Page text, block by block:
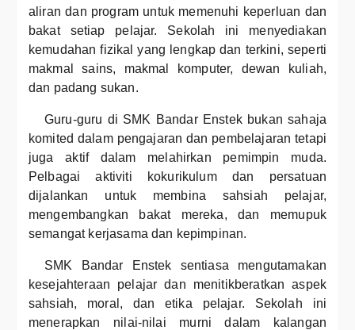
aliran dan program untuk memenuhi keperluan dan
bakat setiap pelajar. Sekolah ini menyediakan
kemudahan fizikal yang lengkap dan terkini, seperti
makmal sains, makmal komputer, dewan kuliah,
dan padang sukan.
Guru-guru di SMK Bandar Enstek bukan sahaja
komited dalam pengajaran dan pembelajaran tetapi
juga aktif dalam melahirkan pemimpin muda.
Pelbagai aktiviti kokurikulum dan persatuan
dijalankan untuk membina sahsiah pelajar,
mengembangkan bakat mereka, dan memupuk
semangat kerjasama dan kepimpinan.
SMK Bandar Enstek sentiasa mengutamakan
kesejahteraan pelajar dan menitikberatkan aspek
sahsiah, moral, dan etika pelajar. Sekolah ini
menerapkan nilai-nilai murni dalam kalangan